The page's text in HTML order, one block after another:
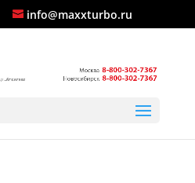
info@maxxturbo.ru